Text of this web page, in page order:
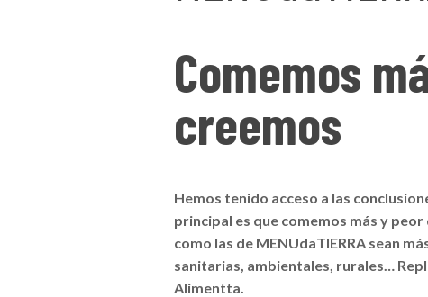
Comemos
creemos
Hemos tenido acceso a las
principal es que comemos más y
como las de MENUdaTIERRA sean
sanitarias, ambientales, rurales…
Alimentta.